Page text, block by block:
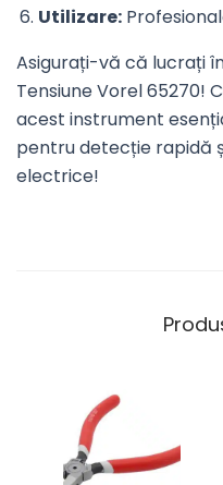
Utilizare:
Asigurați-vă că lucrați
Tensiune Vorel 65270!
acest instrument
pentru detecție rapidă
electrice!